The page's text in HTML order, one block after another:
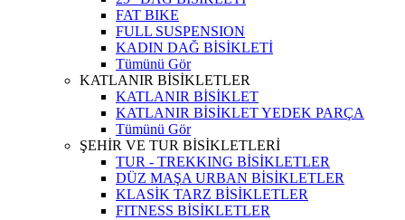
FAT BIKE
FULL SUSPENSION
KADIN DAĞ BİSİKLETİ
Tümünü Gör
KATLANIR BİSİKLETLER
KATLANIR BİSİKLET
KATLANIR BİSİKLET YEDEK PARÇA
Tümünü Gör
ŞEHİR VE TUR BİSİKLETLERİ
TUR - TREKKING BİSİKLETLER
DÜZ MAŞA URBAN BİSİKLETLER
KLASİK TARZ BİSİKLETLER
FITNESS BİSİKLETLER